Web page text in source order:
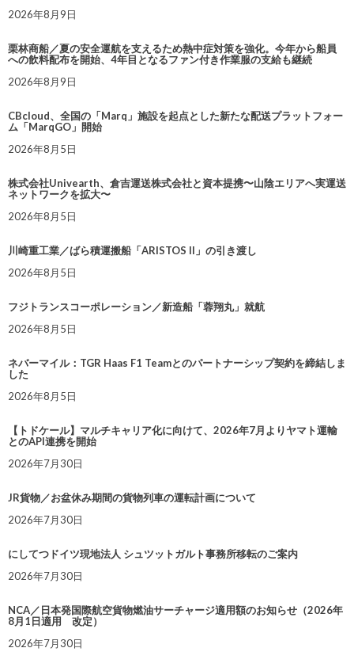
2026年8月9日
栗林商船／夏の安全運航を支えるため熱中症対策を強化。今年から船員
への飲料配布を開始、4年目となるファン付き作業服の支給も継続
2026年8月9日
CBcloud、全国の「Marq」施設を起点とした新たな配送プラットフォー
ム「MarqGO」開始
2026年8月5日
株式会社Univearth、倉吉運送株式会社と資本提携〜山陰エリアへ実運送
ネットワークを拡大〜
2026年8月5日
川崎重工業／ばら積運搬船「ARISTOS II」の引き渡し
2026年8月5日
フジトランスコーポレーション／新造船「蓉翔丸」就航
2026年8月5日
ネバーマイル：TGR Haas F1 Teamとのパートナーシップ契約を締結しま
した
2026年8月5日
【トドケール】マルチキャリア化に向けて、2026年7月よりヤマト運輸
とのAPI連携を開始
2026年7月30日
JR貨物／お盆休み期間の貨物列車の運転計画について
2026年7月30日
にしてつドイツ現地法人 シュツットガルト事務所移転のご案内
2026年7月30日
NCA／日本発国際航空貨物燃油サーチャージ適用額のお知らせ（2026年
8月1日適用 改定）
2026年7月30日